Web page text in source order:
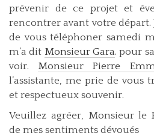
prévenir de ce projet et
rencontrer avant votre
de vous téléphoner samedi
m’a dit Monsieur Gara. pour
voir. Monsieur Pierre
l’assistante, me prie de vous
et respectueux souvenir.
Veuillez agréer, Monsieur le
de mes sentiments dévoués